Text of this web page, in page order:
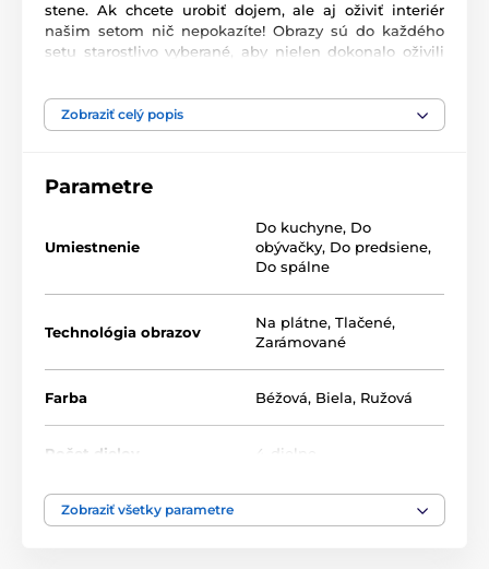
stene. Ak chcete urobiť dojem, ale aj oživiť interiér
našim setom nič nepokazíte! Obrazy sú do každého
setu starostlivo vyberané, aby nielen dokonalo oživili
na vás, tak neváhajte a vytvorte si aj vy zo steny
galériu plnú jedinečných motívov.
Zobraziť celý popis
Parametre
Umiestnenie
Do kuchyne, Do
obývačky, Do predsiene,
Do spálne
Technológia obrazov
Na plátne, Tlačené,
Zarámované
Farba Béžová, Biela, Ružová
Počet dielov 4-dielne
Zobraziť všetky parametre